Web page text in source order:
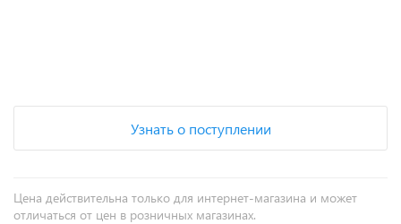
Узнать о поступлении
Цена действительна только для интернет-магазина и может
отличаться от цен в розничных магазинах.